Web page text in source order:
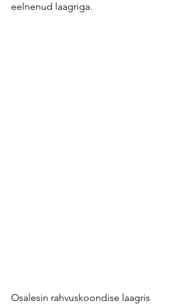
eelnenud laagriga.
Osalesin rahvuskoondise laagris